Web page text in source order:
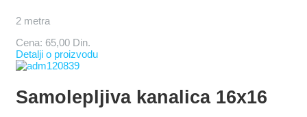
2 metra
Cena: 65,00 Din.
Detalji o proizvodu
Samolepljiva kanalica 16x16